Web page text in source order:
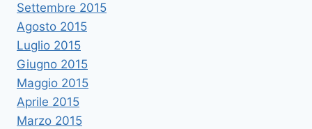
Settembre 2015
Agosto 2015
Luglio 2015
Giugno 2015
Maggio 2015
Aprile 2015
Marzo 2015